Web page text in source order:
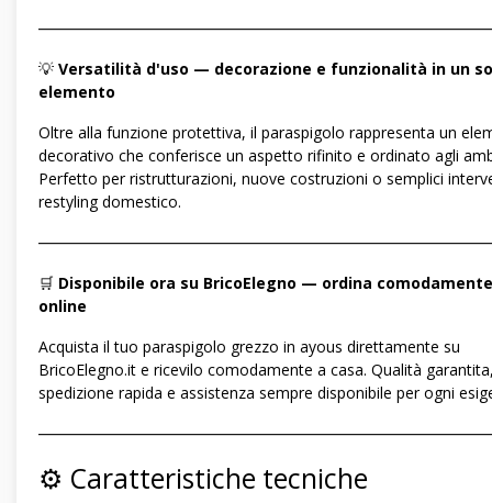
💡 Versatilità d'uso — decorazione e funzionalità in un
elemento
Oltre alla funzione protettiva, il paraspigolo rappresenta un
decorativo che conferisce un aspetto rifinito e ordinato agli
Perfetto per ristrutturazioni, nuove costruzioni o semplici
restyling domestico.
🛒 Disponibile ora su BricoElegno — ordina comodamente
online
Acquista il tuo paraspigolo grezzo in ayous direttamente su
BricoElegno.it e ricevilo comodamente a casa. Qualità
spedizione rapida e assistenza sempre disponibile per ogni
⚙️ Caratteristiche tecniche